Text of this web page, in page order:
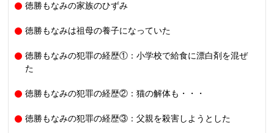
徳勝もなみの家族のひずみ
徳勝もなみは祖母の養子になっていた
徳勝もなみの犯罪の経歴①：小学校で給食に漂白剤を混ぜ
た
徳勝もなみの犯罪の経歴②：猫の解体も・・・
徳勝もなみの犯罪の経歴③：父親を殺害しようとした